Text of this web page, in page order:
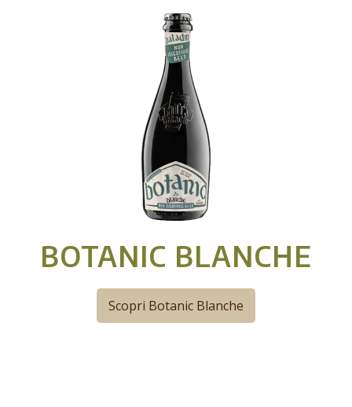
BOTANIC BLANCHE
Scopri Botanic Blanche